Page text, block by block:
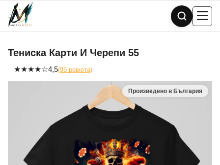
Skip
content
Тениска Карти И Черепи 55
★★★★☆4,5(95 ревюта)